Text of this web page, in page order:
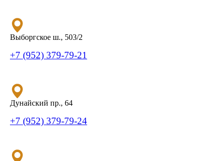
Выборгское ш., 503/2
+7 (952) 379-79-21
Дунайский пр., 64
+7 (952) 379-79-24